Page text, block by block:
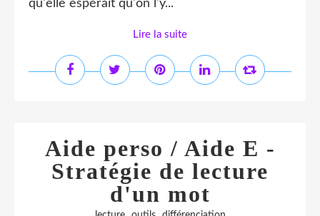
qu'elle espérait qu'on l'y...
Lire la suite
Aide perso / Aide E -
Stratégie de lecture
d'un mot